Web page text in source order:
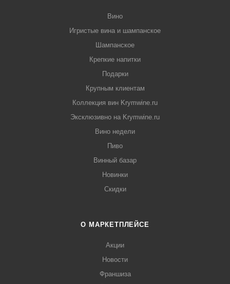
Вино
Игристые вина и шампанское
Шампанское
Крепкие напитки
Подарки
Крупным клиентам
Коллекция вин Krymwine.ru
Эксклюзивно на Krymwine.ru
Вино недели
Пиво
Винный базар
Новинки
Скидки
О МАРКЕТПЛЕЙСЕ
Акции
Новости
Франшиза